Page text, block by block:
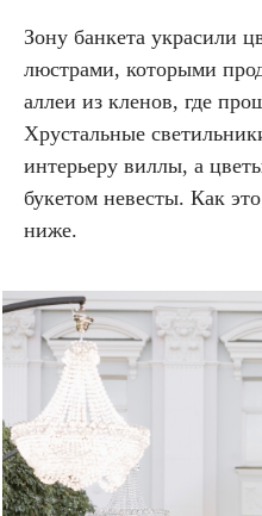
Зону банкета украсили
люстрами, которыми
аллеи из кленов, где
Хрустальные
интерьеру виллы, а
букетом невесты. Как
ниже.